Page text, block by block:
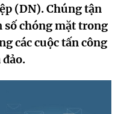
(DN). Chúng tận
số chóng mặt trong
các cuộc tấn công